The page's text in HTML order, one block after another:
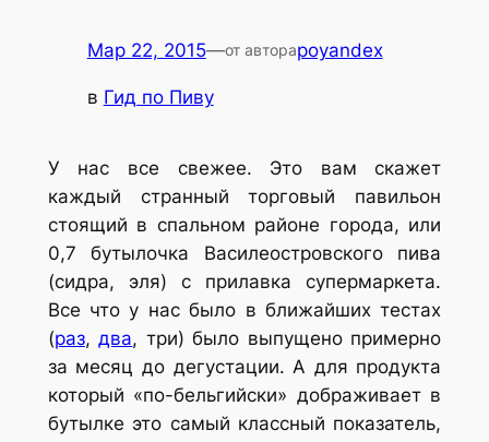
Мар 22, 2015—от автораpoyandex
в Гид по Пиву
У нас все свежее. Это вам скажет
каждый странный торговый павильон
стоящий в спальном районе города, или
0,7 бутылочка Василеостровского пива
(сидра, эля) с прилавка супермаркета.
Все что у нас было в ближайших тестах
(раз,два, три) было выпущено примерно
за месяц до дегустации. А для продукта
который «по-бельгийски» дображивает в
бутылке это самый классный показатель,